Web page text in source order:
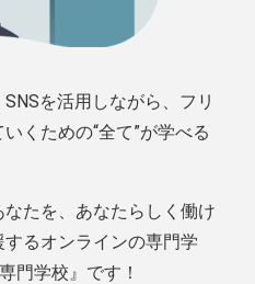
を活用しながら、フリ
くための“全て”が学べる
なたを、あなたらしく働け
るオンラインの専門学
門学校』です！